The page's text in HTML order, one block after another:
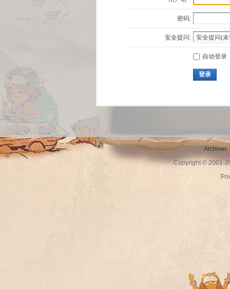
密码:
安全提问:
自动登录
登录
Archiver
Copyright © 2001-